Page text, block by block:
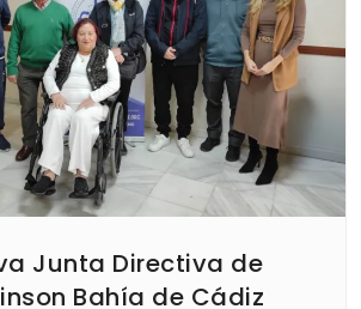
Junta Directiva de
Bahía de Cádiz